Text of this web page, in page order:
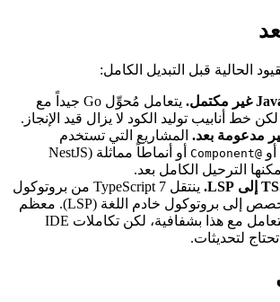
الحالية قبل التبديل الكامل:
يتعامل مُحوِّل Go جيداً مع
خط أنابيب توليد الكود لا يزال قيد الإنجاز.
المشاريع التي تستخدم
@Component
أو أنماطاً مماثلة (NestJS
ينتقل TypeScript 7 من بروتوكول
TSServer المخصص إلى بروتوكول خادم اللغة (LSP). معظم
المحررات ستتعامل مع هذا بشفافية، لكن تكاملات IDE
لتحديثات.